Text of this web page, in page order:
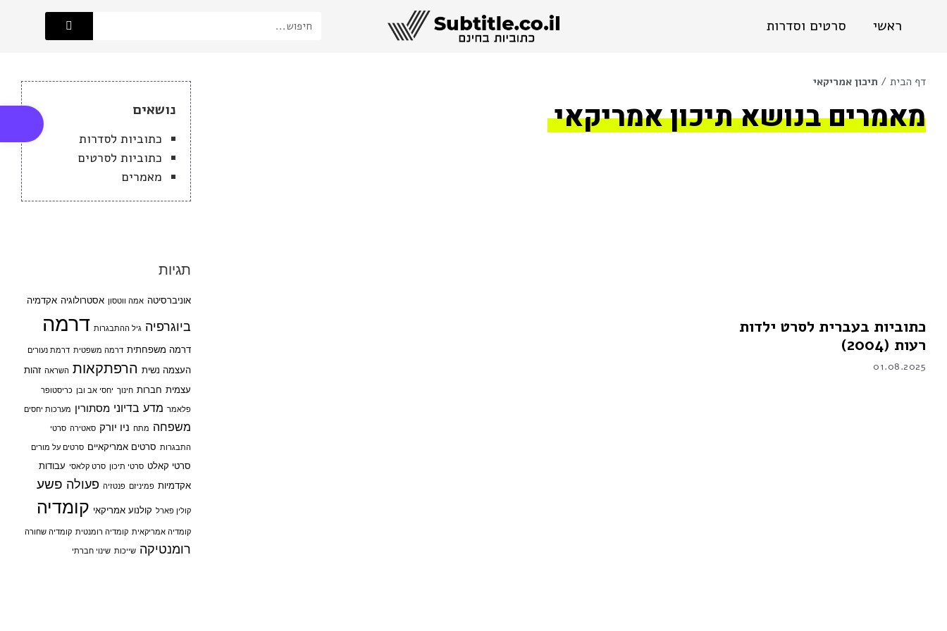
פתח
ראשי סרטים וסדרות
דף הבית / תיכון אמריקאי
מאמרים בנושא תיכון אמריקאי
כתוביות בעברית לסרט ילדות
רעות (2004)
01.08.2025
נושאים
כתוביות לסדרות
כתוביות לסרטים
מאמרים
תגיות
אוניברסיטה אמה ווטסון אסטרולוגיה אקדמיה
ביוגרפיה גיל ההתבגרות דרמה
דרמה משפחתית דרמה משפטית דרמת נעורים
העצמה נשית הרפתקאות השראה זהות
עצמית חברות חינוך יחסי אב ובן כריסטופר
פלאמר מדע בדיוני מסתורין מערכות יחסים
משפחה מתח ניו יורק סאטירה סרטי
התבגרות סרטים אמריקאיים סרטים על מורים
סרטי קאלט סרטי תיכון סרט קלאסי עבודות
אקדמיות פמיניזם פנטזיה פעולה פשע
קולין פארל קולנוע אמריקאי קומדיה
קומדיה אמריקאית קומדיה רומנטית קומדיה שחורה
רומנטיקה שייכות שינוי חברתי